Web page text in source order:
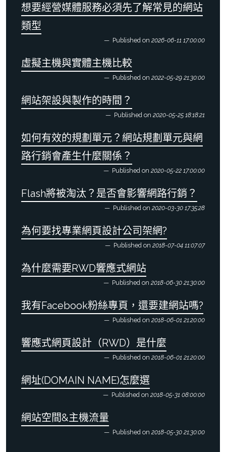
想要經營媒體服務必須先了解常見的網站
類型
Published on 2026-06-11 17:00:00
虛擬主機與實體主機比較
Published on 2022-05-29 21:30:00
網站架設與製作的時間？
Published on 2020-05-25 18:18:21
如何有效的規劃單元？網站規劃單元與網
路行銷會產生什麼關係？
Published on 2020-05-22 17:00:00
Flash將被淘汰？是否會影響網路行銷？
Published on 2020-03-30 17:35:28
為何要找專業網頁設計公司架網?
Published on 2018-07-04 11:07:07
為什麼需要RWD響應式網站
Published on 2018-06-30 21:30:00
我有Facebook粉絲專頁，還要建網站嗎?
Published on 2018-06-01 21:20:00
響應式網頁設計（RWD）是什麼
Published on 2018-06-01 21:20:00
網址(DOMAIN NAME)怎麼選
Published on 2018-05-31 08:00:00
網站空間&主機流量
Published on 2018-05-30 21:30:00